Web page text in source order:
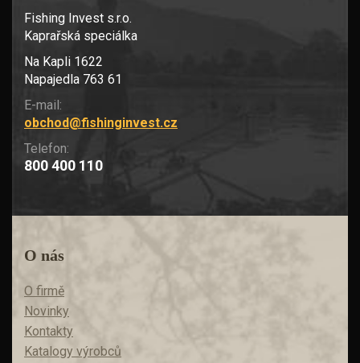
Fishing Invest s.r.o.
Kaprařská speciálka
Na Kapli 1622
Napajedla 763 61
E-mail:
obchod@fishinginvest.cz
Telefon:
800 400 110
O nás
O firmě
Novinky
Kontakty
Katalogy výrobců